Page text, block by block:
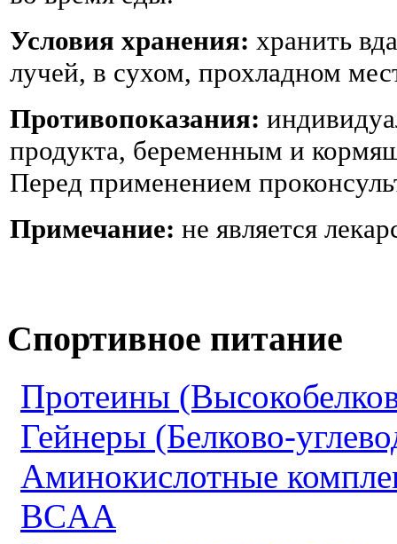
Условия хранения: хранить
лучей, в сухом, прохладном
Противопоказания:
продукта, беременным и
Перед применением
Примечание: не является
Спортивное питание
Протеины
Гейнеры (Белково-
Аминокислотные
BCAA